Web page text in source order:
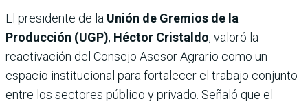
El presidente de la Unión de Gremios de la
Producción (UGP), Héctor Cristaldo, valoró la
reactivación del Consejo Asesor Agrario como un
espacio institucional para fortalecer el trabajo conjunto
entre los sectores público y privado. Señaló que el